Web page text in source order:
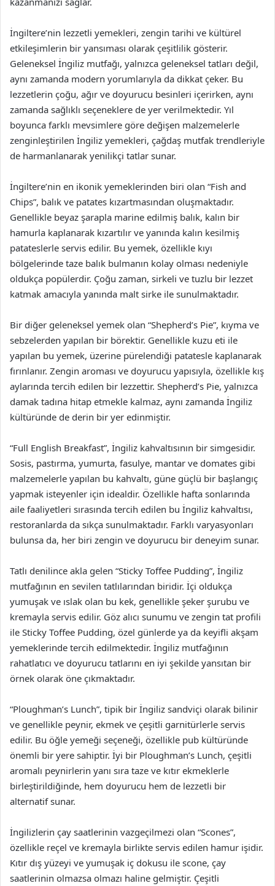
İngiltere’nin lezzetli yemekleri, zengin tarihi ve kültürel
etkileşimlerin bir yansıması olarak çeşitlilik gösterir.
Geleneksel İngiliz mutfağı, yalnızca geleneksel tatları değil,
aynı zamanda modern yorumlarıyla da dikkat çeker. Bu
lezzetlerin çoğu, ağır ve doyurucu besinleri içerirken, aynı
zamanda sağlıklı seçeneklere de yer verilmektedir. Yıl
boyunca farklı mevsimlere göre değişen malzemelerle
zenginleştirilen İngiliz yemekleri, çağdaş mutfak trendleriyle
de harmanlanarak yenilikçi tatlar sunar.
İngiltere’nin en ikonik yemeklerinden biri olan “Fish and
Chips”, balık ve patates kızartmasından oluşmaktadır.
Genellikle beyaz şarapla marine edilmiş balık, kalın bir
hamurla kaplanarak kızartılır ve yanında kalın kesilmiş
patateslerle servis edilir. Bu yemek, özellikle kıyı
bölgelerinde taze balık bulmanın kolay olması nedeniyle
oldukça popülerdir. Çoğu zaman, sirkeli ve tuzlu bir lezzet
katmak amacıyla yanında malt sirke ile sunulmaktadır.
Bir diğer geleneksel yemek olan “Shepherd’s Pie”, kıyma ve
sebzelerden yapılan bir börektir. Genellikle kuzu eti ile
yapılan bu yemek, üzerine pürelendiği patatesle kaplanarak
fırınlanır. Zengin aroması ve doyurucu yapısıyla, özellikle kış
aylarında tercih edilen bir lezzettir. Shepherd’s Pie, yalnızca
damak tadına hitap etmekle kalmaz, aynı zamanda İngiliz
kültüründe de derin bir yer edinmiştir.
“Full English Breakfast”, İngiliz kahvaltısının bir simgesidir.
Sosis, pastırma, yumurta, fasulye, mantar ve domates gibi
malzemelerle yapılan bu kahvaltı, güne güçlü bir başlangıç
yapmak isteyenler için idealdir. Özellikle hafta sonlarında
aile faaliyetleri sırasında tercih edilen bu İngiliz kahvaltısı,
restoranlarda da sıkça sunulmaktadır. Farklı varyasyonları
bulunsa da, her biri zengin ve doyurucu bir deneyim sunar.
Tatlı denilince akla gelen “Sticky Toffee Pudding”, İngiliz
mutfağının en sevilen tatlılarından biridir. İçi oldukça
yumuşak ve ıslak olan bu kek, genellikle şeker şurubu ve
kremayla servis edilir. Göz alıcı sunumu ve zengin tat profili
ile Sticky Toffee Pudding, özel günlerde ya da keyifli akşam
yemeklerinde tercih edilmektedir. İngiliz mutfağının
rahatlatıcı ve doyurucu tatlarını en iyi şekilde yansıtan bir
örnek olarak öne çıkmaktadır.
“Ploughman’s Lunch”, tipik bir İngiliz sandviçi olarak bilinir
ve genellikle peynir, ekmek ve çeşitli garnitürlerle servis
edilir. Bu öğle yemeği seçeneği, özellikle pub kültüründe
önemli bir yere sahiptir. İyi bir Ploughman’s Lunch, çeşitli
aromalı peynirlerin yanı sıra taze ve kıtır ekmeklerle
birleştirildiğinde, hem doyurucu hem de lezzetli bir
alternatif sunar.
İngilizlerin çay saatlerinin vazgeçilmezi olan “Scones”,
özellikle reçel ve kremayla birlikte servis edilen hamur işidir.
Kıtır dış yüzeyi ve yumuşak iç dokusu ile scone, çay
saatlerinin olmazsa olmazı haline gelmiştir. Çeşitli